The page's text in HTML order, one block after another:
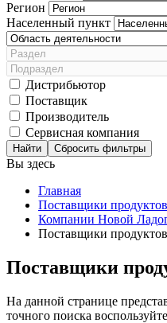
Регион
Населенный пункт
Дистрибьютор
Поставщик
Производитель
Сервисная компания
Сбросить фильтры
Вы здесь
Главная
Поставщики
Компании Новой
Поставщики
Поставщики
На данной странице
точного поиска